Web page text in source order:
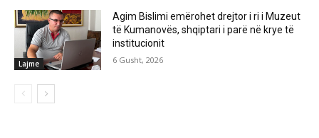
Lajme
Agim Bislimi emërohet drejtor i ri i Muzeut
të Kumanovës, shqiptari i parë në krye të
institucionit
6 Gusht, 2026